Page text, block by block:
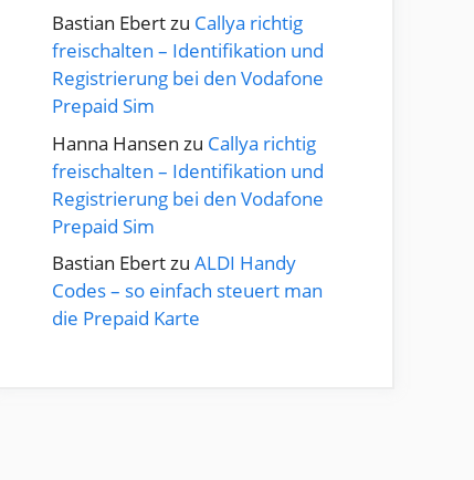
Bastian Ebertzu Callya richtig
freischalten – Identifikation und
Registrierung bei den Vodafone
Prepaid Sim
Hanna Hansen zu Callya richtig
freischalten – Identifikation und
Registrierung bei den Vodafone
Prepaid Sim
Bastian Ebertzu ALDI Handy
Codes – so einfach steuert man
die Prepaid Karte